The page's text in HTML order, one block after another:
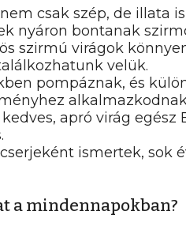
csak szép, de illata
nyáron bontanak
szirmú virágok
velük.
pompáznak, és
kedves, apró virág
ismertek, sok
a mindennapokban?